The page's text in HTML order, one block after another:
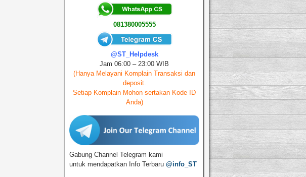
081380005555
@ST_Helpdesk
Jam 06:00 – 23:00 WIB
(Hanya Melayani Komplain Transaksi dan
deposit.
Setiap Komplain Mohon sertakan Kode ID
Anda)
Gabung Channel Telegram kami
untuk mendapatkan Info Terbaru @info_ST